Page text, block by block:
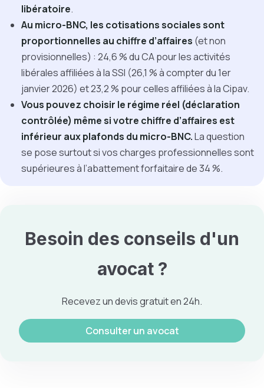
libératoire.
Au micro-BNC, les cotisations sociales sont
proportionnelles au chiffre d’affaires (et non
provisionnelles) : 24,6 % du CA pour les activités
libérales affiliées à la SSI (26,1 % à compter du 1er
janvier 2026) et 23,2 % pour celles affiliées à la Cipav.
Vous pouvez choisir le régime réel (déclaration
contrôlée) même si votre chiffre d’affaires est
inférieur aux plafonds du micro-BNC.La question
se pose surtout si vos charges professionnelles sont
supérieures à l’abattement forfaitaire de 34 %.
Besoin des conseils d'un
avocat ?
Recevez un devis gratuit en 24h.
Consulter un avocat